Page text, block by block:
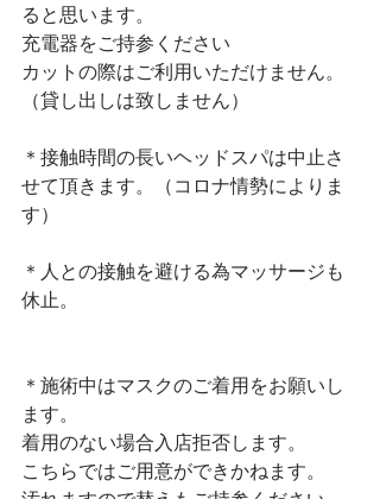
ると思います。
充電器をご持参ください
カットの際はご利用いただけません。
（貸し出しは致しません）
＊接触時間の長いヘッドスパは中止さ
せて頂きます。（コロナ情勢によりま
す）
＊人との接触を避ける為マッサージも
休止。
＊施術中はマスクのご着用をお願いし
ます。
着用のない場合入店拒否します。
こちらではご用意ができかねます。